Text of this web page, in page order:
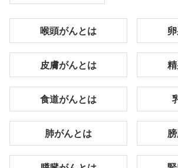
喉頭がんとは
皮膚がんとは
食道がんとは
肺がんとは